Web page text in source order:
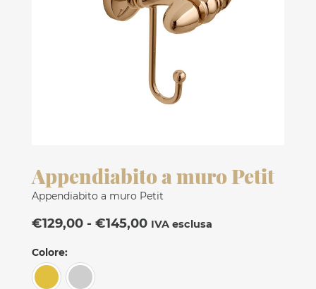
Appendiabito a muro Petit
Appendiabito a muro Petit
€129,00 - €145,00 IVA esclusa
Colore